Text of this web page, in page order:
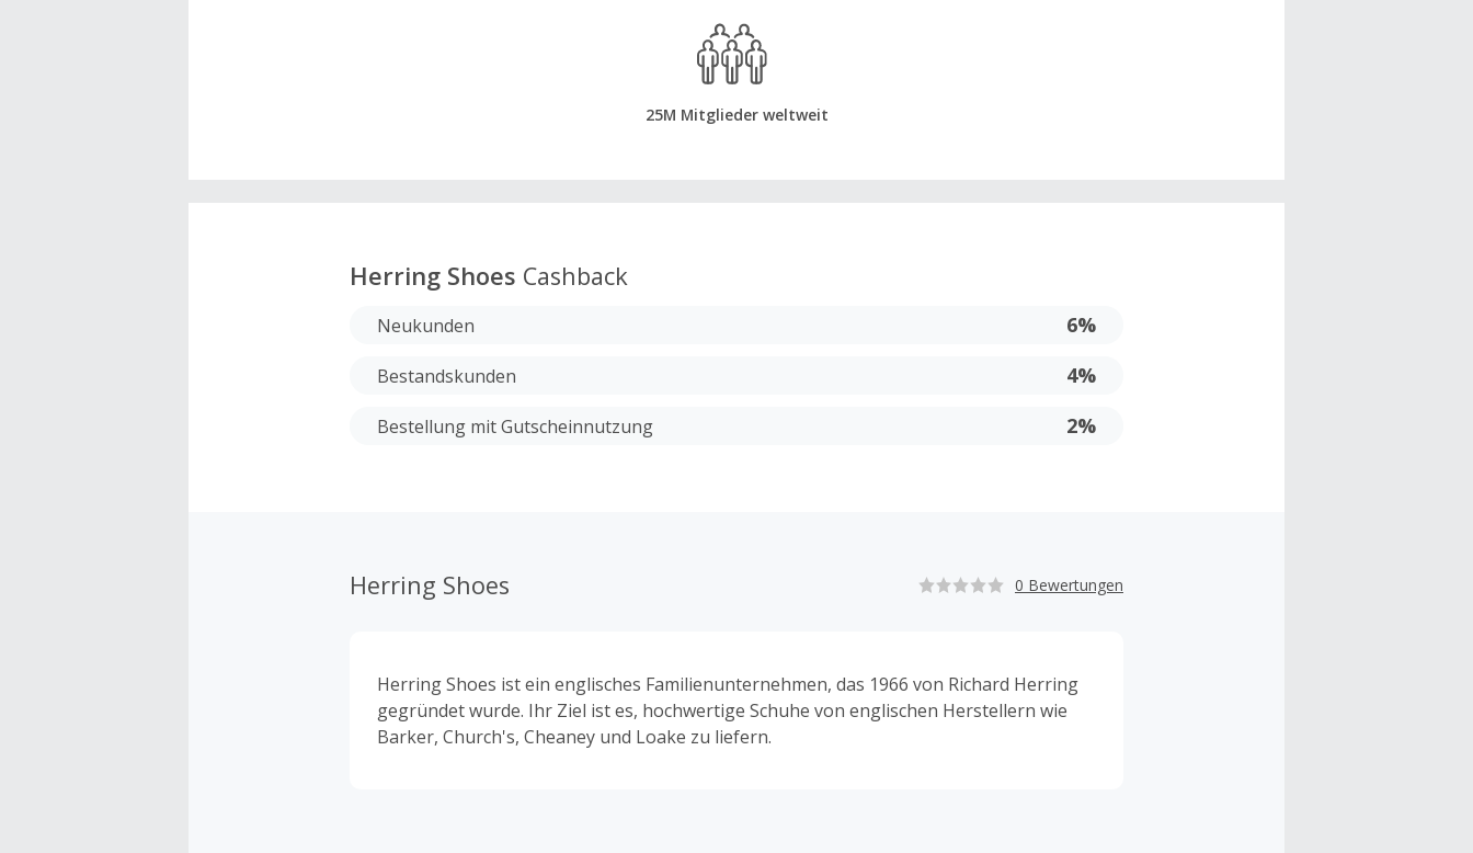
25M Mitglieder weltweit
Herring Shoes Cashback
Neukunden 6%
Bestandskunden 4%
Bestellung mit Gutscheinnutzung 2%
Herring Shoes 0 Bewertungen
Herring Shoes ist ein englisches Familienunternehmen, das 1966 von Richard Herring
gegründet wurde. Ihr Ziel ist es, hochwertige Schuhe von englischen Herstellern wie
Barker, Church's, Cheaney und Loake zu liefern.